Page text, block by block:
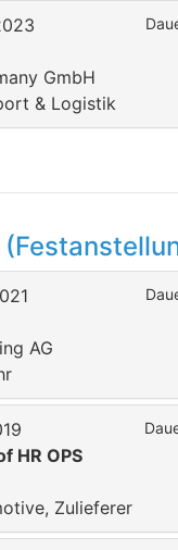
GmbH
& Logistik
AG
HR OPS
Zulieferer